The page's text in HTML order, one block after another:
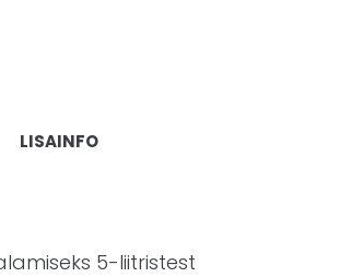
LISAINFO
5-liitristest